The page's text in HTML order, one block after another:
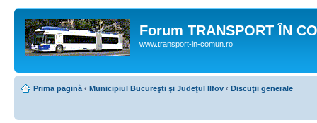
Forum TRANSPORT ÎN
www.transport-in-comun.ro
Prima pagină ‹ Municipiul Bucureşti şi Judeţul Ilfov ‹ Discuţii generale